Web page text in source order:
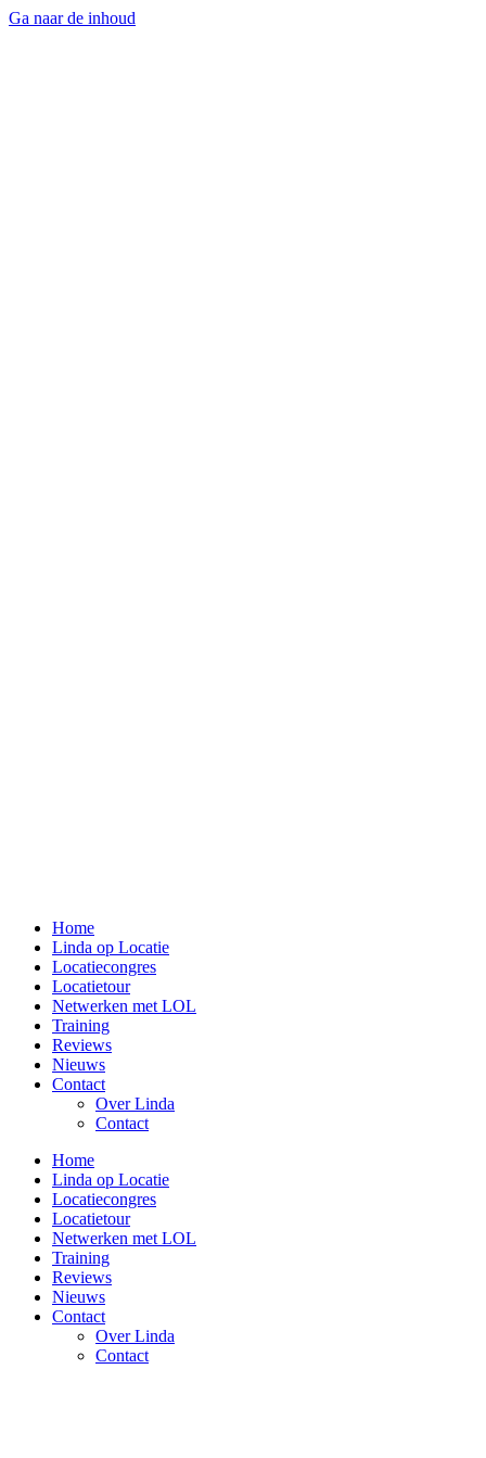
Ga naar de inhoud
Home
Linda op Locatie
Locatiecongres
Locatietour
Netwerken met LOL
Training
Reviews
Nieuws
Contact
Over Linda
Contact
Home
Linda op Locatie
Locatiecongres
Locatietour
Netwerken met LOL
Training
Reviews
Nieuws
Contact
Over Linda
Contact